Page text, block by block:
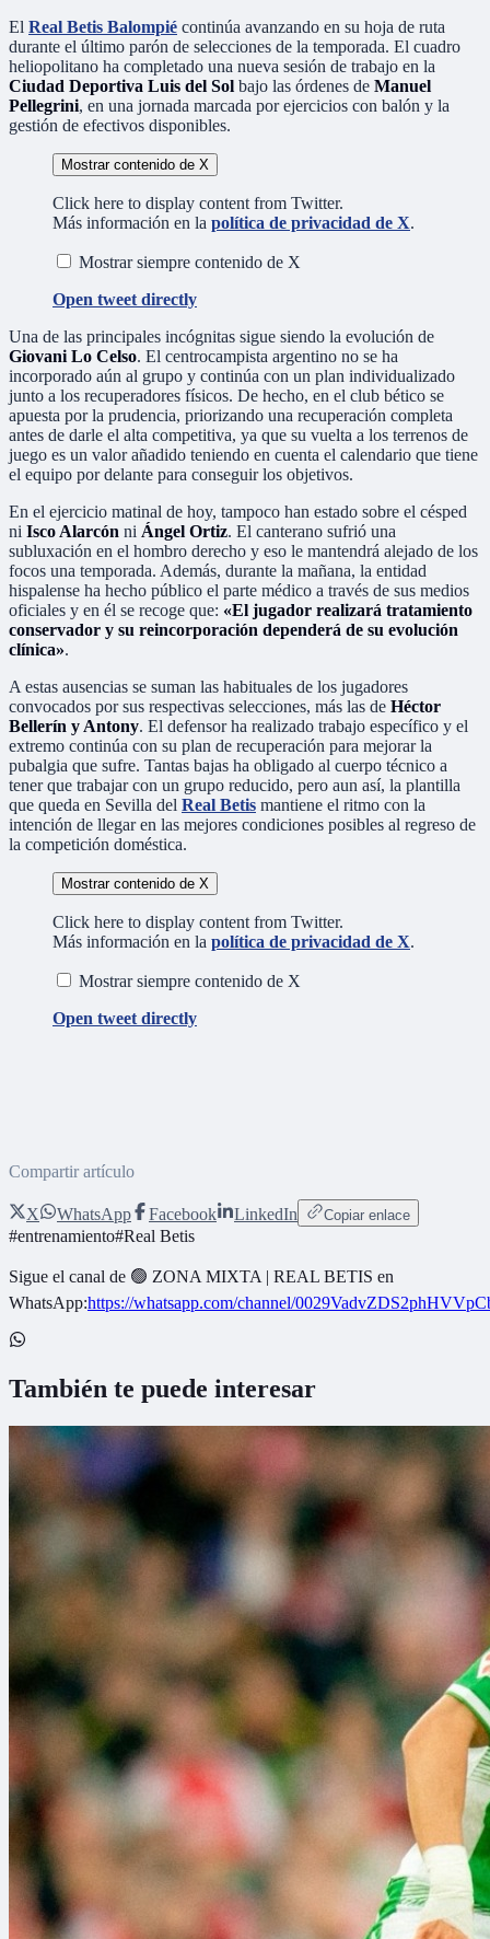
El Real Betis Balompié continúa avanzando en su hoja de ruta
durante el último parón de selecciones de la temporada. El cuadro
heliopolitano ha completado una nueva sesión de trabajo en la
Ciudad Deportiva Luis del Sol bajo las órdenes de Manuel
Pellegrini, en una jornada marcada por ejercicios con balón y la
gestión de efectivos disponibles.
Mostrar contenido de X
Click here to display content from Twitter.
Más información en la política de privacidad de X.
Mostrar siempre contenido de X
Open tweet directly
Una de las principales incógnitas sigue siendo la evolución de
Giovani Lo Celso. El centrocampista argentino no se ha
incorporado aún al grupo y continúa con un plan individualizado
junto a los recuperadores físicos. De hecho, en el club bético se
apuesta por la prudencia, priorizando una recuperación completa
antes de darle el alta competitiva, ya que su vuelta a los terrenos de
juego es un valor añadido teniendo en cuenta el calendario que tiene
el equipo por delante para conseguir los objetivos.
En el ejercicio matinal de hoy, tampoco han estado sobre el césped
ni Isco Alarcón ni Ángel Ortiz. El canterano sufrió una
subluxación en el hombro derecho y eso le mantendrá alejado de los
focos una temporada. Además, durante la mañana, la entidad
hispalense ha hecho público el parte médico a través de sus medios
oficiales y en él se recoge que: «El jugador realizará tratamiento
conservador y su reincorporación dependerá de su evolución
clínica».
A estas ausencias se suman las habituales de los jugadores
convocados por sus respectivas selecciones, más las de Héctor
Bellerín y Antony. El defensor ha realizado trabajo específico y el
extremo continúa con su plan de recuperación para mejorar la
pubalgia que sufre. Tantas bajas ha obligado al cuerpo técnico a
tener que trabajar con un grupo reducido, pero aun así, la plantilla
que queda en Sevilla del Real Betis mantiene el ritmo con la
intención de llegar en las mejores condiciones posibles al regreso de
la competición doméstica.
Mostrar contenido de X
Click here to display content from Twitter.
Más información en la política de privacidad de X.
Mostrar siempre contenido de X
Open tweet directly
Compartir artículo
X WhatsApp Facebook LinkedIn Copiar enlace
#entrenamiento#Real Betis
Sigue el canal de 🟢 ZONA MIXTA | REAL BETIS en
WhatsApp:https://whatsapp.com/channel/
También te puede interesar